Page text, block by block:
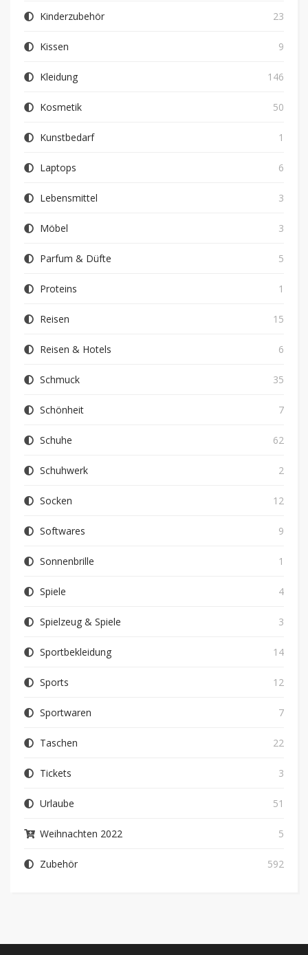
Kinderzubehör 23
Kissen 9
Kleidung 146
Kosmetik 50
Kunstbedarf 1
Laptops 6
Lebensmittel 3
Möbel 3
Parfum & Düfte 5
Proteins 1
Reisen 15
Reisen & Hotels 6
Schmuck 35
Schönheit 7
Schuhe 62
Schuhwerk 2
Socken 12
Softwares 9
Sonnenbrille 1
Spiele 4
Spielzeug & Spiele 3
Sportbekleidung 14
Sports 12
Sportwaren 7
Taschen 22
Tickets 3
Urlaube 51
Weihnachten 2022 5
Zubehör 592